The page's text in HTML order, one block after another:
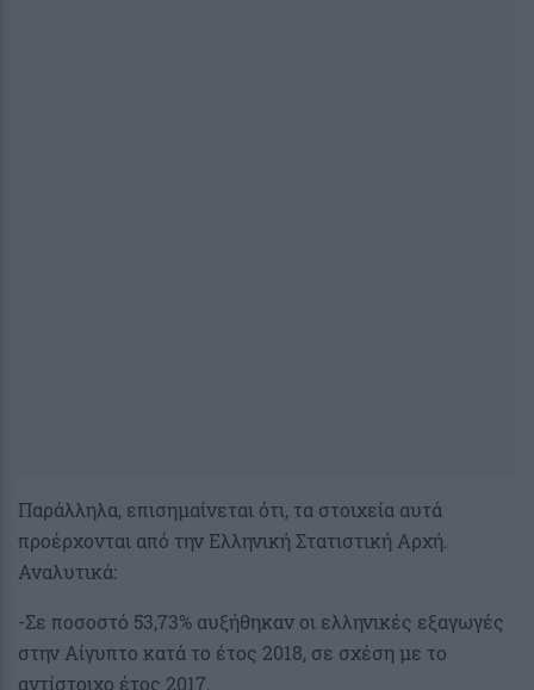
Παράλληλα, επισημαίνεται ότι, τα στοιχεία αυτά
προέρχονται από την Ελληνική Στατιστική Αρχή.
Αναλυτικά:
-Σε ποσοστό 53,73% αυξήθηκαν οι ελληνικές εξαγωγές
στην Αίγυπτο κατά το έτος 2018, σε σχέση με το
αντίστοιχο έτος 2017.